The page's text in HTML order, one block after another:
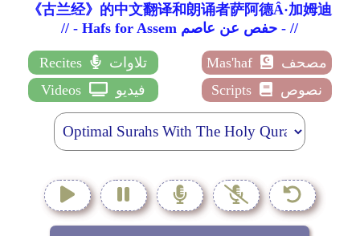
《古兰经》的中文翻译和朗诵者萨阿德Â·加姆迪
// - Hafs for Assem حفص عن عاصم - //
Recites تلاوات Mas'haf
مصحف
Videos
فيديو Scripts نصوص